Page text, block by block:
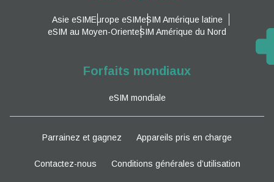
Asie eSIMEurope eSIMeSIM Amérique latine
eSIM au Moyen-OrienteSIM Amérique du Nord
Forfaits mondiaux
eSIM mondiale
Parrainez et gagnez Appareils pris en charge
Contactez-nous Conditions générales d’utilisation